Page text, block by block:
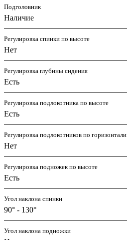
Подголовник
Наличие
Регулировка спинки по высоте
Нет
Регулировка глубины сидения
Есть
Регулировка подлокотника по высоте
Есть
Регулировка подлокотников по горизонтали
Нет
Регулировка подножек по высоте
Есть
Угол наклона спинки
90° - 130°
Угол наклона подножки